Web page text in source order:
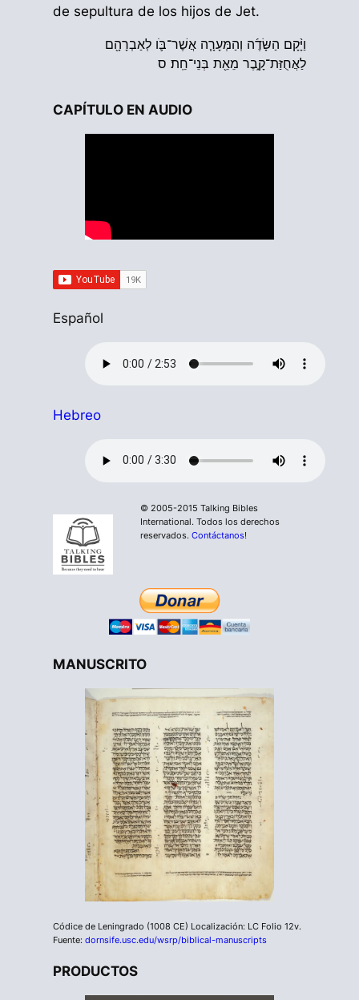
de sepultura de los hijos de Jet.
וַיָּ֨קָם הַשָּׂדֶ֜ה וְהַמְּעָרָ֧ה אֲשֶׁר־בֹּ֛ו לְאַבְרָהָ֖ם
לַאֲחֻזַּת־קָ֑בֶר מֵאֵ֖ת בְּנֵי־חֵֽת׃ ס
CAPÍTULO EN AUDIO
Español
Hebreo
© 2005-2015 Talking Bibles
International. Todos los derechos
reservados. Contáctanos!
MANUSCRITO
Códice de Leningrado (1008 CE) Localización: LC Folio 12v.
Fuente:dornsife.usc.edu/wsrp/biblical-manuscripts
PRODUCTOS